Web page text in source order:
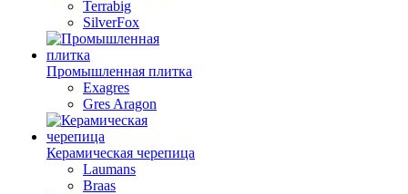
Terrabig
SilverFox
Промышленная плитка
Exagres
Gres Aragon
Керамическая черепица
Laumans
Braas